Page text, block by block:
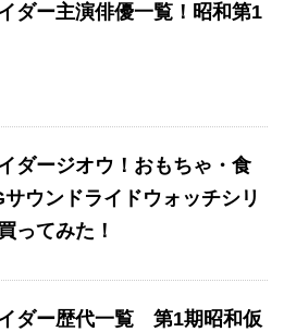
ダー主演俳優一覧！昭和第1
ダージオウ！おもちゃ・食
ウンドライドウォッチシリ
ってみた！
ダー歴代一覧 第1期昭和仮